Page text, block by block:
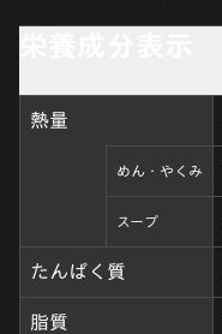
熱量
めん・やくみ
スープ
たんぱく質
脂質